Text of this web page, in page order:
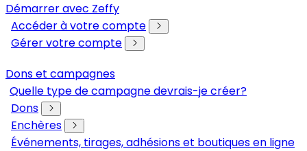
Démarrer avec Zeffy
Accéder à votre compte
Gérer votre compte
Dons et campagnes
Quelle type de campagne devrais-je créer?
Dons
Enchères
Événements, tirages, adhésions et boutiques en ligne